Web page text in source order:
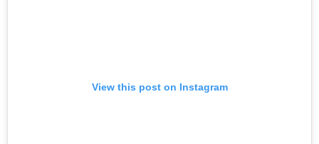
View this post on Instagram